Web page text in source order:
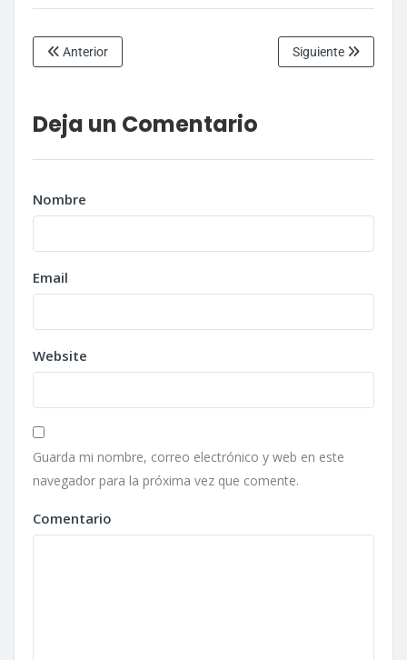
Anterior Siguiente
Deja un Comentario
Nombre
Email
Website
Guarda mi nombre, correo electrónico y web en este
navegador para la próxima vez que comente.
Comentario